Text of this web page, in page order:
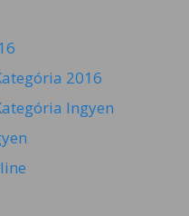
2016
Ingyen